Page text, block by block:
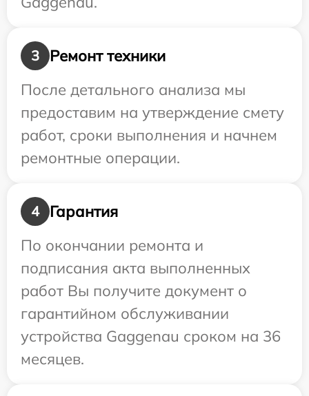
3
Ремонт техники
После детального анализа мы
предоставим на утверждение смету
работ, сроки выполнения и начнем
ремонтные операции.
4
Гарантия
По окончании ремонта и
подписания акта выполненных
работ Вы получите документ о
гарантийном обслуживании
устройства Gaggenau сроком на 36
месяцев.